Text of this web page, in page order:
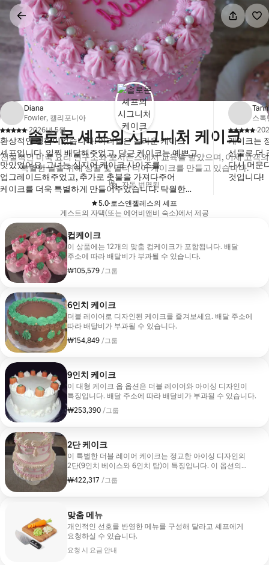
콘텐츠로
바로가기
솔로몬 셰프의 시그니처 케이크
전설적인 미국 요리 연구소와 포시즌스에서 교육을 받았으며, 이제 고객의
특별한 날을 위해 싱글 및 멀티 티어 케이크를 만들고 있습니다.
자동 번역됨
5.0
, ·로스앤젤레스의 셰프
게스트의 자택(또는 에어비앤비 숙소)에서 제공
컵케이크
이 상품에는 12개의 맞춤 컵케이크가 포함됩니다. 배달
주소에 따라 배달비가 부과될 수 있습니다.
₩105,579 /그룹
그룹당 ₩105,579
6인치 케이크
더블 레이어로 디자인된 케이크를 즐겨보세요. 배달 주소에
따라 배달비가 부과될 수 있습니다.
₩154,849 /그룹
그룹당 ₩154,849
9인치 케이크
이 대형 케이크 옵 옵션은 더블 레이어와 아이싱 디자인이
특징입니다. 배달 주소에 따라 배달비가 부과될 수 있습니다.
₩253,390 /그룹
그룹당 ₩253,390
2단 케이크
이 특별한 더블 레이어 케이크는 정교한 아이싱 디자인의
2단(9인치 베이스와 6인치 탑)이 특징입니다. 이 옵션의
시작 가격은 $300입니다. 배달 주소에 따라 배달비가 부과될
수 있습니다.
₩422,317 /그룹
그룹당 ₩422,317
맞춤 메뉴
개인적인 선호를 반영한 메뉴를 구성해 달라고 셰프에게
요청하실 수 있습니다.
요청 시 요금 안내
Diana
Fowler, 캘리포니아
,
·2026년 5월
환상적인 경험이었습니다! 아리엘은 놀라운 케이크
셰프입니다. 일찍 배달해주었고, 당근 케이크는 예쁘고
맛있었어요. 그녀는 심지어 케이크 사이즈를
업그레이드해주었고, 추가로 촛불을 가져다주어
케이크를 더욱 특별하게 만들어주었습니다. 탁월한
스톡
,
·
케이크는
선물로 더
다시 머문
것입니다!